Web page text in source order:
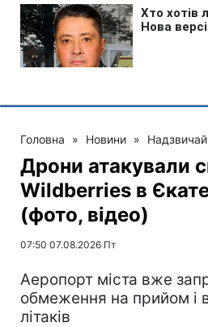
Головна » Новини »
Дрони атакували
Wildberries в
(фото, відео)
07:50 07.08.2026 Пт
Аеропорт міста вже
обмеження на прийом і
літаків